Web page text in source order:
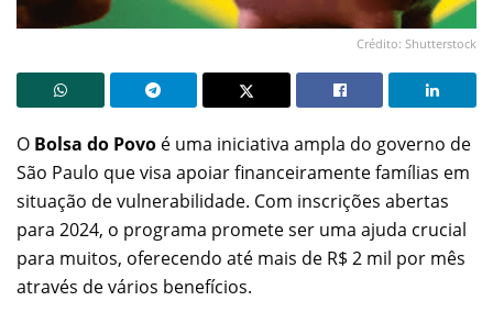
Crédito: Shutterstock
O Bolsa do Povo é uma iniciativa ampla do governo de
São Paulo que visa apoiar financeiramente famílias em
situação de vulnerabilidade. Com inscrições abertas
para 2024, o programa promete ser uma ajuda crucial
para muitos, oferecendo até mais de R$ 2 mil por mês
através de vários benefícios.